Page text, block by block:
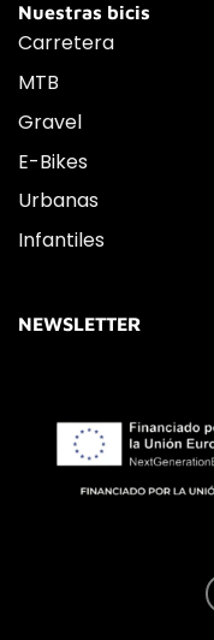
Nuestras bicis
Carretera
MTB
Gravel
E-Bikes
Urbanas
Infantiles
NEWSLETTER